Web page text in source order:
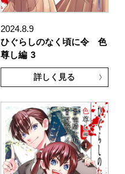
2024.8.9
ひぐらしのなく頃に令 色
尊し編 3
詳しく見る